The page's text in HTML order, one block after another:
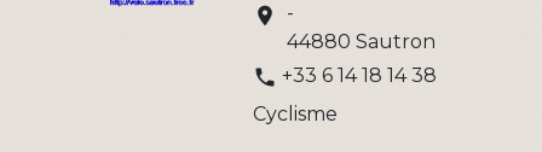
location_on
-
44880 Sautron
phone +33 6 14 18 14 38
Cyclisme